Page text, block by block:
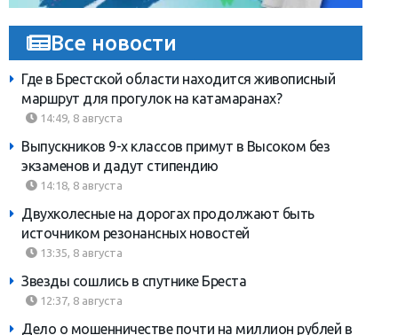
Все новости
Где в Брестской области находится живописный
маршрут для прогулок на катамаранах?
14:49, 8 августа
Выпускников 9-х классов примут в Высоком без
экзаменов и дадут стипендию
14:18, 8 августа
Двухколесные на дорогах продолжают быть
источником резонансных новостей
13:35, 8 августа
Звезды сошлись в спутнике Бреста
12:37, 8 августа
Дело о мошенничестве почти на миллион рублей в